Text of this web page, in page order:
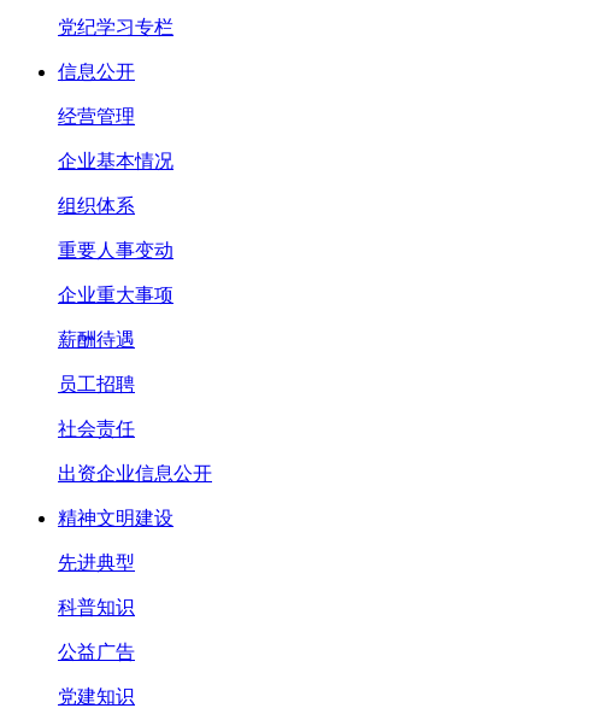
党纪学习专栏
信息公开
经营管理
企业基本情况
组织体系
重要人事变动
企业重大事项
薪酬待遇
员工招聘
社会责任
出资企业信息公开
精神文明建设
先进典型
科普知识
公益广告
党建知识